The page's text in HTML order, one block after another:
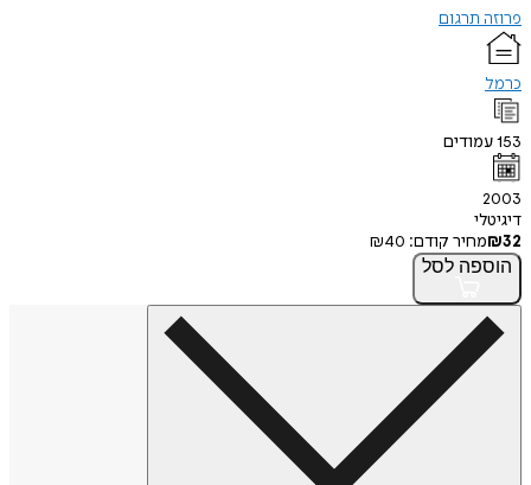
פרוזה תרגום
כרמל
153עמודים
2003
דיגיטלי
₪32 מחיר קודם: ₪40
הוספה לסל